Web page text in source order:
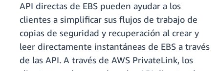
API directas de EBS pueden ayudar a los
clientes a simplificar sus flujos de trabajo de
copias de seguridad y recuperación al crear y
leer directamente instantáneas de EBS a través
de las API. A través de AWS PrivateLink, los